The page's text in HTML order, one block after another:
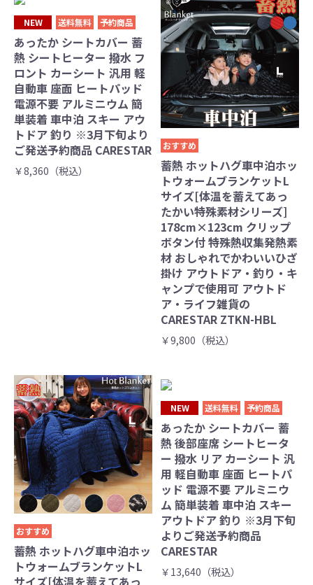
NEW 送料無料 予約商品
あったか シートカバー 蓄
熱 シートヒーター 撥水 フ
ロント カーシート 汎用 軽
自動車 座面 ヒートパッド
電源不要 アルミニウム 簡
単装着 車中泊 スキー アウ
トドア 釣り ※3月下旬より
ご発送予約商品 CARESTAR
￥8,360（税込）
おすすめ
蓄熱 ホットハグ車中泊ホッ
トウォームブランケットL
サイズ[体温を蓄えてあっ
たかい特殊素材シリーズ]
178cm×123cm クリップ
ボタン付 特殊熱収集発熱素
材 おしゃれでかわいいひざ
掛け アウトドア・釣り・キ
ャンプで使用可 アウトド
ア・ライフ雑貨の
CARESTAR ZTKN-HBL
￥9,800（税込）
おすすめ
蓄熱 ホットハグ車中泊ホッ
トウォームブランケットL
サイズ[体温を蓄えてあっ
NEW 送料無料 予約商品
あったか シートカバー 蓄
熱 後部座席 シートヒータ
ー 撥水 リア カーシート 汎
用 軽自動車 座面 ヒートパ
ッド 電源不要 アルミニウ
ム 簡単装着 車中泊 スキー
アウトドア 釣り ※3月下旬
よりご発送予約商品
CARESTAR
￥13,640（税込）